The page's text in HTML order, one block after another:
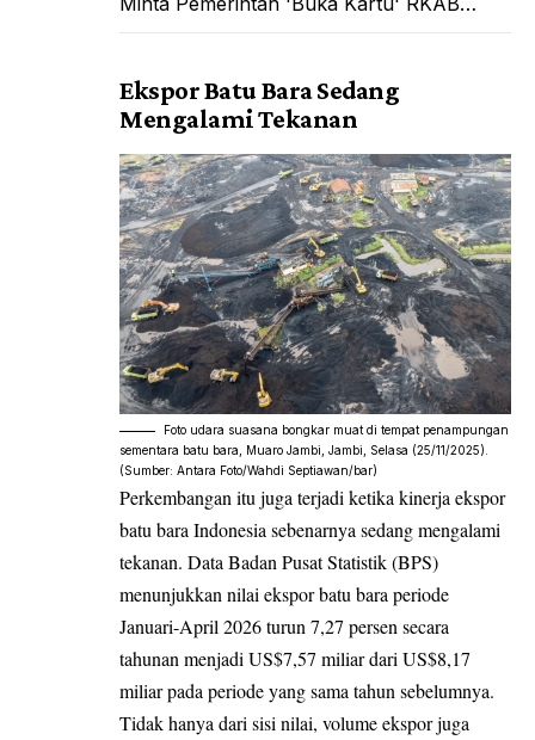
Ekspor Batu Bara Sedang
Mengalami Tekanan
Foto udara suasana bongkar muat di tempat penampungan
sementara batu bara, Muaro Jambi, Jambi, Selasa (25/11/2025).
(Sumber: Antara Foto/Wahdi Septiawan/bar)
Perkembangan itu juga terjadi ketika kinerja ekspor
batu bara Indonesia sebenarnya sedang mengalami
tekanan. Data Badan Pusat Statistik (BPS)
menunjukkan nilai ekspor batu bara periode
Januari-April 2026 turun 7,27 persen secara
tahunan menjadi US$7,57 miliar dari US$8,17
miliar pada periode yang sama tahun sebelumnya.
Tidak hanya dari sisi nilai, volume ekspor juga